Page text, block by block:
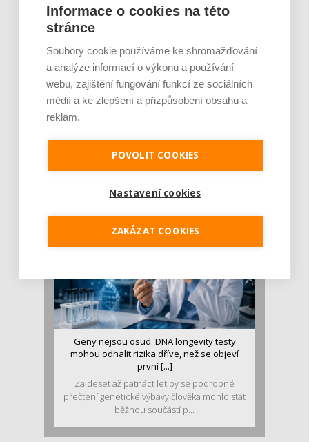
stravě ho mám dostatek. Znáte nejčastějš [...]
Pojem protein již nějakou dobu rezonuje
v oblasti zdraví, výživy i dlouhověkosti. Přesto
se o ně...
Geny nejsou osud. DNA longevity testy
mohou odhalit rizika dříve, než se objeví
první [...]
Za deset až patnáct let by se podrobné
přečtení genetické výbavy člověka mohlo stát
běžnou součástí p...
Informace o cookies na této
stránce
Soubory cookie používáme ke shromažďování
a analýze informací o výkonu a používání
webu, zajištění fungování funkcí ze sociálních
médií a ke zlepšení a přizpůsobení obsahu a
reklam.
POVOLIT COOKIES
Nastavení cookies
ZAKÁZAT COOKIES